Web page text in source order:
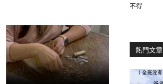
不得...
熱門文章